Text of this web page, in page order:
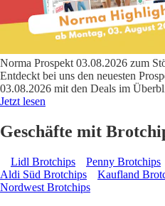
Norma Prospekt 03.08.2026 zum
Entdeckt bei uns den neuesten
03.08.2026 mit den Deals im
Jetzt lesen
Geschäfte mit
Lidl Brotchips Penny Brotchips
Aldi Süd Brotchips
Kaufland
Nordwest Brotchips